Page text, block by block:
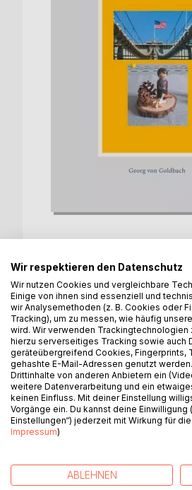
BESCHREIBUNG
CONTENT OF THE
This book will
The main illusion and
global political and
which the U.S. is
In the short and
globally since
has obviously achieved
This can be seen in its
"the bank always
dominant role of the
Wir respektieren den Datenschutz
Wir nutzen Cookies und vergleichbare
Einige von ihnen sind essenziell und
wir Analysemethoden (z. B. Cookies oder
Tracking), um zu messen, wie häufig
wird. Wir verwenden
hierzu serverseitiges Tracking sowie auch
geräteübergreifend Cookies, Fingerprints,
gehashte E-Mail-Adressen genutzt
Drittinhalte von anderen Anbietern ein
weitere Datenverarbeitung und ein
keinen Einfluss. Mit deiner Einstellung
Vorgänge ein. Du kannst deine Einwilligung
Einstellungen“) jederzeit mit Wirkung für
Impressum)
ABLEHNEN